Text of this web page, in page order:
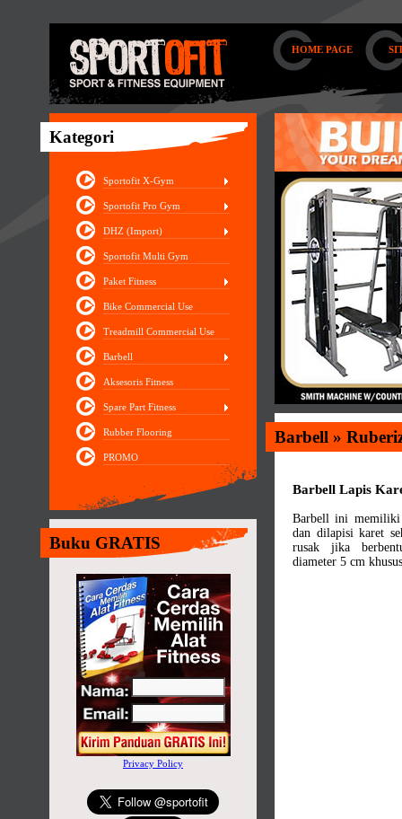
HOME PAGE
Kategori
Sportofit X-Gym
Sportofit Pro Gym
DHZ (Import)
Sportofit Multi Gym
Paket Fitness
Bike Commercial Use
Treadmill Commercial Use
Barbell
Aksesoris Fitness
Spare Part Fitness
Rubber Flooring
PROMO
Buku GRATIS
Privacy Policy
Barbell »
Barbell Lapis
Barbell ini
dan dilapisi karet
rusak jika
diameter 5 cm